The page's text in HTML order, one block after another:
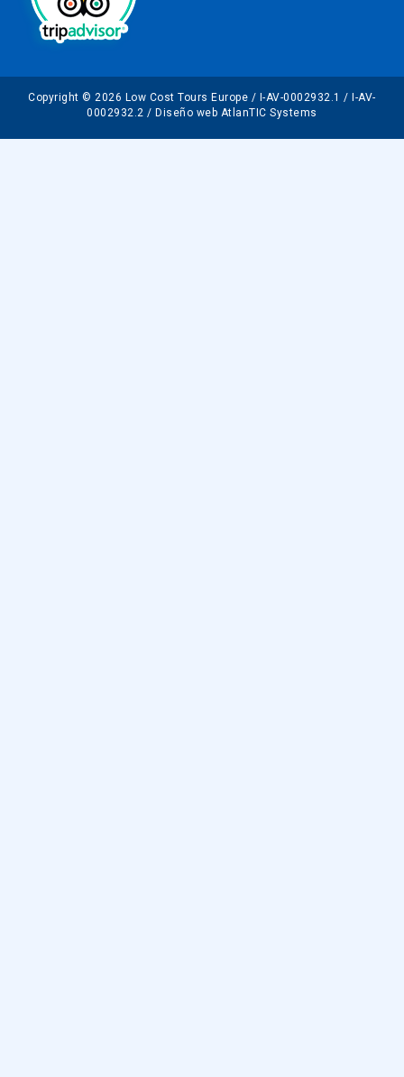
Copyright © 2026 Low Cost Tours Europe / I-AV-0002932.1 / I-AV-
0002932.2 / Diseño web AtlanTIC Systems